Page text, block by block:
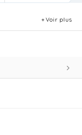
Voir plus